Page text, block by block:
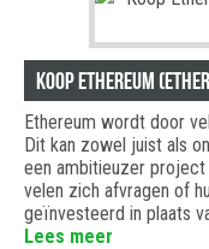
Koop Ethereum
Ethereum wordt door
Dit kan zowel juist als
een ambitieuzer
velen zich afvragen of
geïnvesteerd in plaats
Lees meer